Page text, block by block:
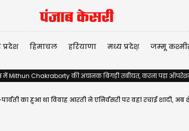
प्रदेश हिमाचल हरियाणा मध्य प्रदेश़ जम्मू
में Mithun Chakraborty की अचानक बिगड़ी तबीयत, करना पड़ा
का हुआ था विवाह आरती ने एनिर्वसरी पर वहां रचाई शादी, अब